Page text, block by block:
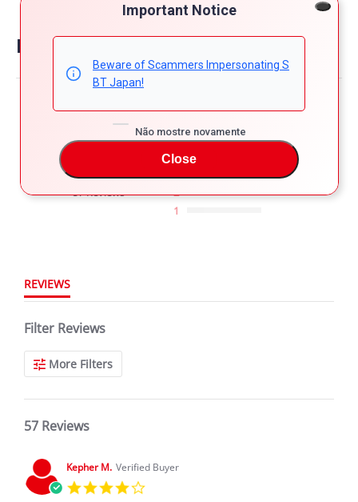
Important Notice
Beware of Scammers Impersonating S
BT Japan!
Não mostre novamente
Close
Reviews on honda freed
4.8
rating
57 Reviews
5
4
3
2
1
REVIEWS
Filter Reviews
More Filters
57 Reviews
Kepher M. Verified Buyer